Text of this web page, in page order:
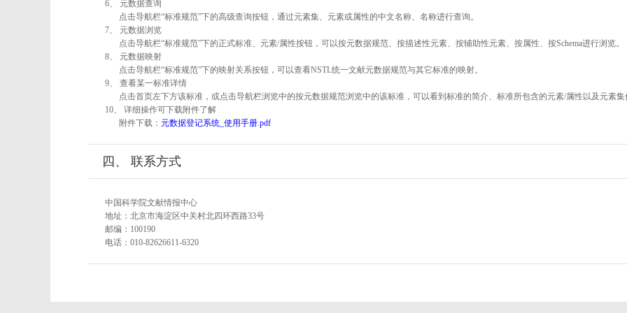
6、 元数据查询
点击导航栏“标准规范”下的高级查询按钮，通过元素集、元素或属性的中文名称、名称进行查询。
7、 元数据浏览
点击导航栏“标准规范”下的正式标准、元素/属性按钮，可以按元数据规范、按描述性元素、按辅助性元素、按属性、按Schema进行浏览。
8、 元数据映射
点击导航栏“标准规范”下的映射关系按钮，可以查看NSTL统一文献元数据规范与其它标准的映射。
9、 查看某一标准详情
点击首页左下方该标准，或点击导航栏浏览中的按元数据规范浏览中的该标准，可以看到标准的简介、标准所包含的元素/属性以及元素集
10、 详细操作可下载附件了解
附件下载： 元数据登记系统_使用手册.pdf
四、 联系方式
中国科学院文献情报中心
地址：北京市海淀区中关村北四环西路33号
邮编：100190
电话：010-82626611-6320